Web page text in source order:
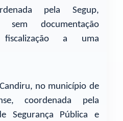
pela Segup,
sem documentação
a uma
no município de
coordenada pela
Segurança Pública e